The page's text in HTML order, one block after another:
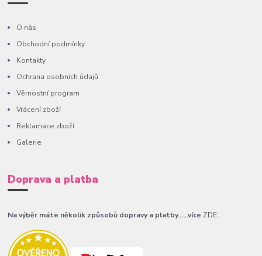
O nás
Obchodní podmínky
Kontakty
Ochrana osobních údajů
Věrnostní program
Vrácení zboží
Reklamace zboží
Galerie
Doprava a platba
Na výběr máte několik způsobů dopravy a platby......více ZDE.